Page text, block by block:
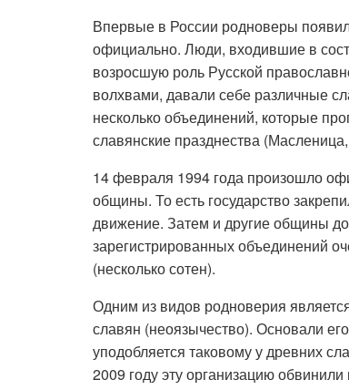
Впервые в России родноверы
официально. Люди, входившие в
возросшую роль Русской
волхвами, давали себе различные
несколько объединений, которые
славянские празднества
14 февраля 1994 года произошло
общины. То есть государство
движение. Затем и другие общины
зарегистрированных объединений
(несколько сотен).
Одним из видов родноверия
славян (неоязычество). Основали
уподобляется таковому у древних
2009 году эту организацию